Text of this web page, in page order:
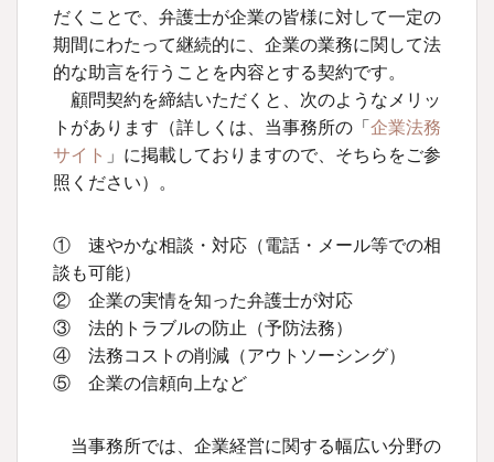
だくことで、弁護士が企業の皆様に対して一定の
期間にわたって継続的に、企業の業務に関して法
的な助言を行うことを内容とする契約です。
顧問契約を締結いただくと、次のようなメリッ
トがあります（詳しくは、当事務所の「 企業法務
サイト 」に掲載しておりますので、そちらをご参
照ください）。
① 速やかな相談・対応（電話・メール等での相
談も可能）
② 企業の実情を知った弁護士が対応
③ 法的トラブルの防止（予防法務）
④ 法務コストの削減（アウトソーシング）
⑤ 企業の信頼向上など
当事務所では、企業経営に関する幅広い分野の